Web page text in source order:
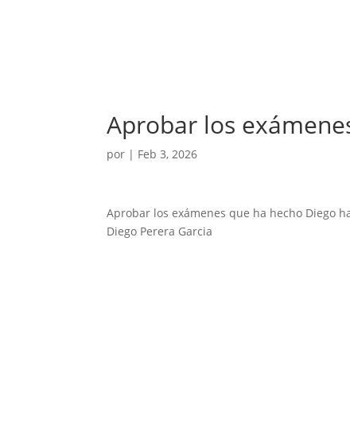
Aprobar los
por | Feb 3, 2026
Aprobar los exámenes que ha hecho Diego
Diego Perera Garcia